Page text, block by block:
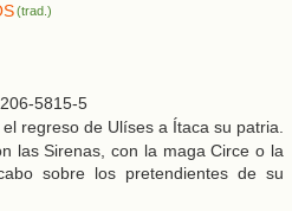
(trad.)
5815-5
regreso de Ulíses a Ítaca su patria.
las Sirenas, con la maga Circe o la
sobre los pretendientes de su